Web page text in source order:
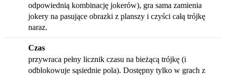
odpowiednią kombinację jokerów), gra sama zamienia
jokery na pasujące obrazki z planszy i czyści całą trójkę
naraz.
Czas
przywraca pełny licznik czasu na bieżącą trójkę (i
odblokowuje sąsiednie pola). Dostępny tylko w grach z